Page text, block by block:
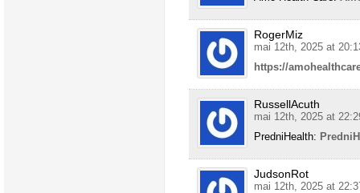
RogerMiz
mai 12th, 2025 at
https://
RussellAcuth
mai 12th, 2025 at
PredniHealth:
JudsonRot
mai 12th, 2025 at